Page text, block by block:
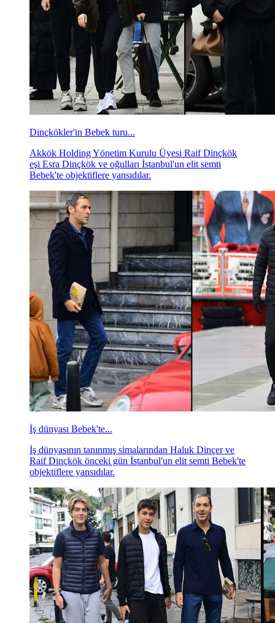
Dinçkökler'in Bebek turu...
Akkök Holding Yönetim Kurulu Üyesi Raif Dinçkök
eşi Esra Dinçkök ve oğulları İstanbul'un elit semti
Bebek'te objektiflere yansıdılar.
İş dünyası Bebek'te...
İş dünyasının tanınmış simalarından Haluk Dinçer ve
Raif Dinçkök önceki gün İstanbul'un elit semti Bebek'te
objektiflere yansıdılar.